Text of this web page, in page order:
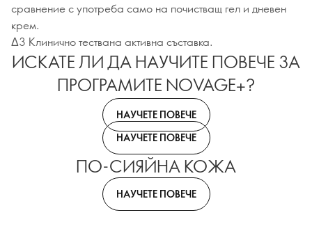
сравнение с употреба само на почистващ гел и дневен
крем.
Δ3 Клинично тествана активна съставка.
ИСКАТЕ ЛИ ДА НАУЧИТЕ ПОВЕЧЕ ЗА
ПРОГРАМИТЕ NOVAGE+?
НАУЧЕТЕ ПОВЕЧЕ
НАУЧЕТЕ ПОВЕЧЕ
ПО-СИЯЙНА КОЖА
НАУЧЕТЕ ПОВЕЧЕ